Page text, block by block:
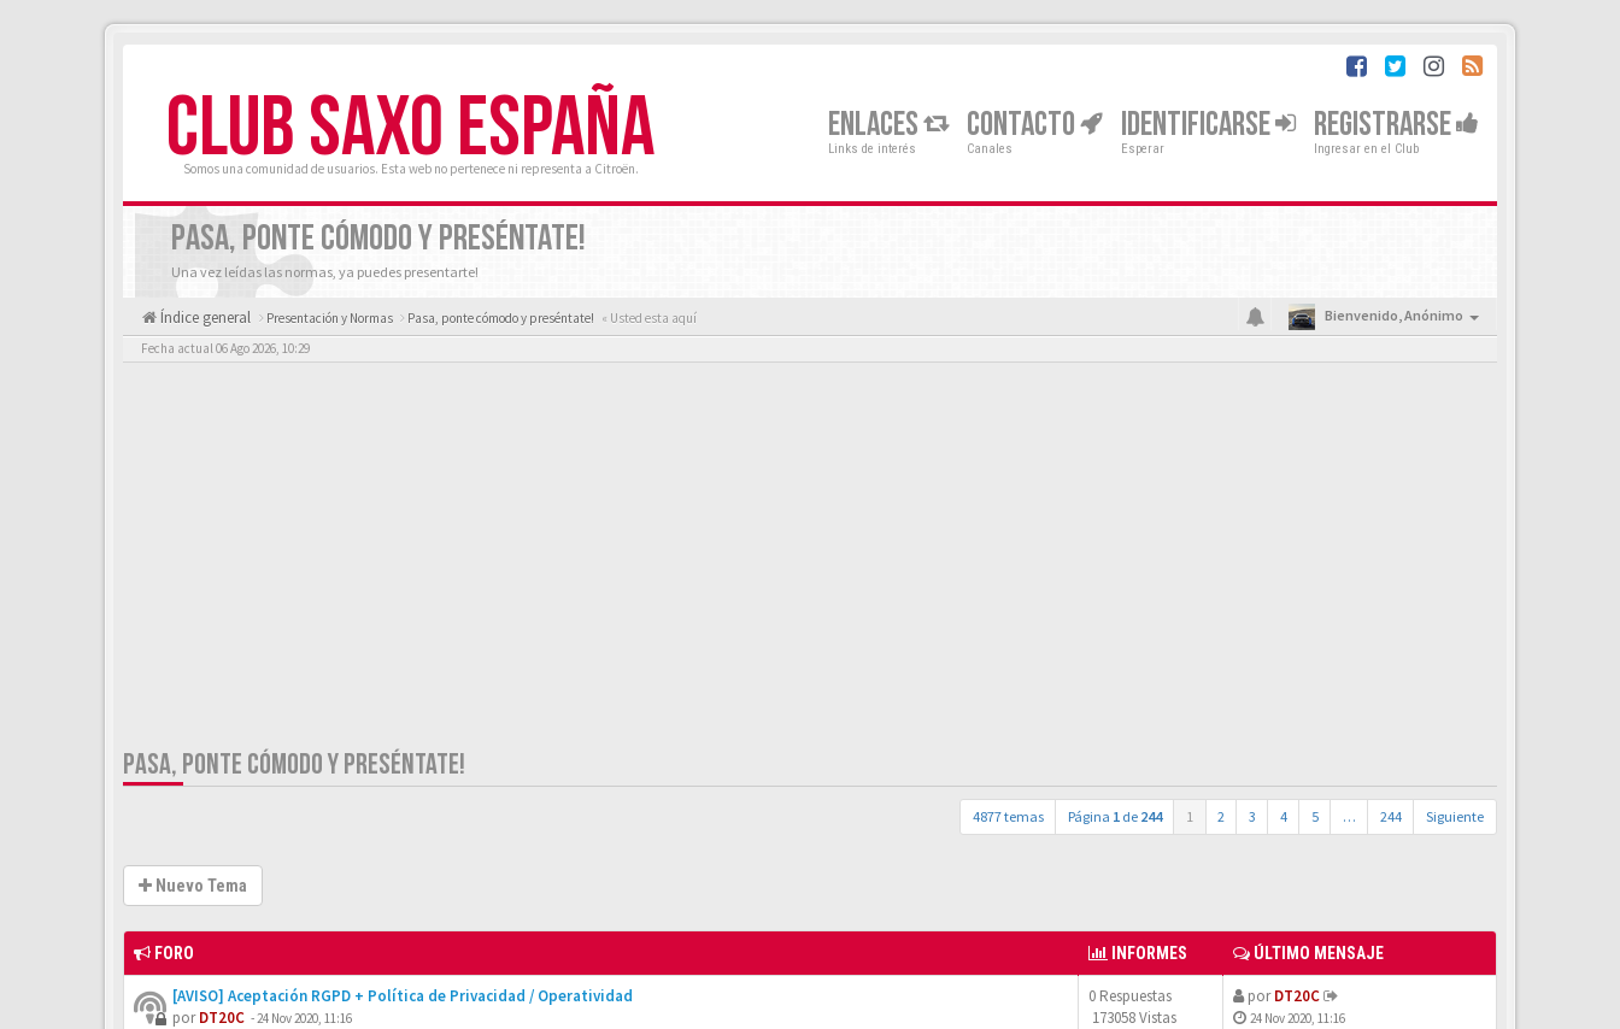
CLUB SAXO ESPAÑA
Somos una comunidad de usuarios. Esta web no pertenece ni representa a Citroën.
ENLACES
Links de interés
CONTACTO
Canales
IDENTIFICARSE
Esperar
REGISTRARSE
Ingresar en el Club
PASA, PONTE CÓMODO Y PRESÉNTATE!
Una vez leídas las normas, ya puedes presentarte!
Índice general Presentación y Normas Pasa, ponte cómodo y preséntate! « Usted esta aquí Bienvenido,Anónimo
Fecha actual 06 Ago 2026, 10:29
PASA, PONTE CÓMODO Y PRESÉNTATE!
4877 temas Página 1 de 244 1 2 3 4 5 … 244 Siguiente
Nuevo Tema
FORO INFORMES ÚLTIMO MENSAJE
[AVISO] Aceptación RGPD + Política de Privacidad / Operatividad
porDT20C -24 Nov 2020, 11:16
0 Respuestas
173058 Vistas
porDT20C
24 Nov 2020, 11:16